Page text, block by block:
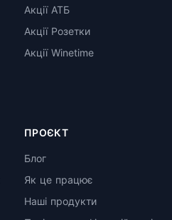
Акції АТБ
Акції Розетки
Акції Winetime
ПРОЄКТ
Блог
Як це працює
Наші продукти